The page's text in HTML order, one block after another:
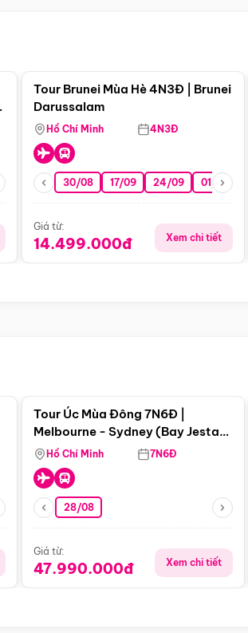
Tour Brunei Mùa Hè 4N3Đ | Brunei
Darussalam
Hồ Chí Minh 4N3Đ
30/08 17/09 24/09 01/10
Giá từ:
14.499.000đ Xem chi tiết
Tour Úc Mùa Đông 7N6Đ |
Melbourne - Sydney (Bay Jestar
Airways)
Hồ Chí Minh 7N6Đ
28/08
Giá từ:
47.990.000đ Xem chi tiết